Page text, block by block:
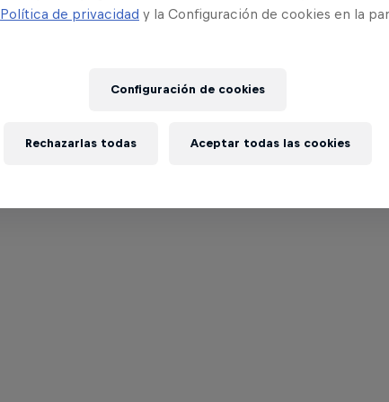
Política de privacidad y la Configuración de cookies en la
Configuración de cookies
Rechazarlas todas Aceptar todas las cookies